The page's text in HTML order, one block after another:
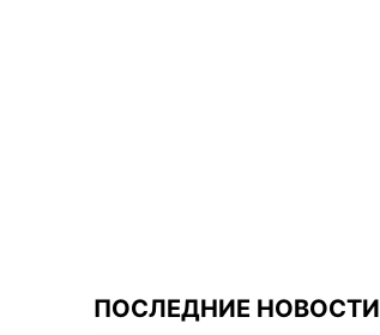
ПОСЛЕДНИЕ НОВОСТИ